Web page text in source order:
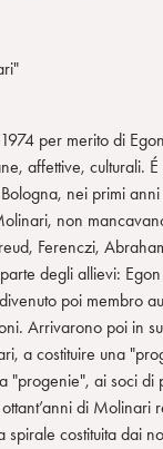
per merito di
affettive, culturali.
nei primi
non
Ferenczi,
degli allievi:
poi membro
Arrivarono poi in
a costituire una
ai soci di
di
costituita dai